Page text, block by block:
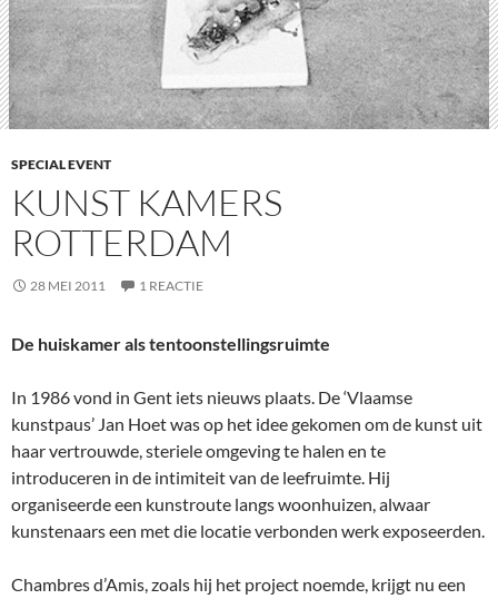
SPECIAL EVENT
KUNST KAMERS
ROTTERDAM
28 MEI 2011 1 REACTIE
De huiskamer als tentoonstellingsruimte
In 1986 vond in Gent iets nieuws plaats. De ‘Vlaamse
kunstpaus’ Jan Hoet was op het idee gekomen om de kunst uit
haar vertrouwde, steriele omgeving te halen en te
introduceren in de intimiteit van de leefruimte. Hij
organiseerde een kunstroute langs woonhuizen, alwaar
kunstenaars een met die locatie verbonden werk exposeerden.
Chambres d’Amis, zoals hij het project noemde, krijgt nu een